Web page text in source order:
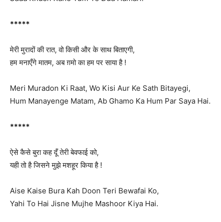
*****
मेरी मुरादों की रात, वो किसी और के साथ बिताएगी,
हम मनाएँगे मातम, अब ग़मो का हम पर साया है !
Meri Muradon Ki Raat, Wo Kisi Aur Ke Sath Bitayegi,
Hum Manayenge Matam, Ab Ghamo Ka Hum Par Saya Hai.
*****
ऐसे कैसे बुरा कह दूँ तेरी बेवफाई को,
यही तो है जिसने मुझे मशहूर किया है !
Aise Kaise Bura Kah Doon Teri Bewafai Ko,
Yahi To Hai Jisne Mujhe Mashoor Kiya Hai.